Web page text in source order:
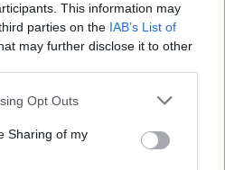
This information may
parties on the IAB’s List of
may further disclose it to other
Opt Outs
Sharing of my